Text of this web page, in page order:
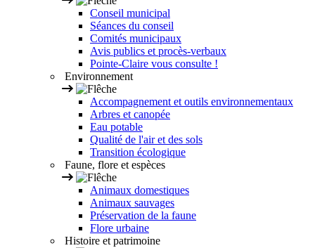
Conseil municipal
Séances du conseil
Comités municipaux
Avis publics et procès-verbaux
Pointe-Claire vous consulte !
Environnement
Accompagnement et outils environnementaux
Arbres et canopée
Eau potable
Qualité de l'air et des sols
Transition écologique
Faune, flore et espèces
Animaux domestiques
Animaux sauvages
Préservation de la faune
Flore urbaine
Histoire et patrimoine